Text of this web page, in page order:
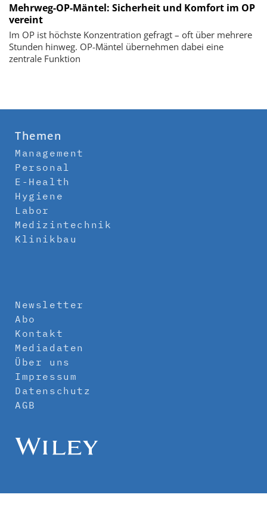
Mehrweg-OP-Mäntel: Sicherheit und Komfort im OP
vereint
Im OP ist höchste Konzentration gefragt – oft über mehrere
Stunden hinweg. OP-Mäntel übernehmen dabei eine
zentrale Funktion
Themen
Management
Personal
E-Health
Hygiene
Labor
Medizintechnik
Klinikbau
Newsletter
Abo
Kontakt
Mediadaten
Über uns
Impressum
Datenschutz
AGB